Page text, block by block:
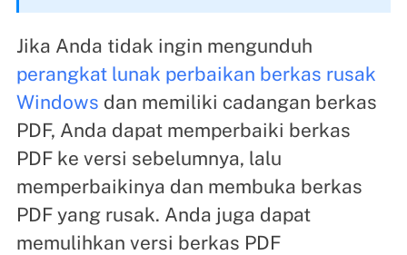
Jika Anda tidak ingin mengunduh
perangkat lunak perbaikan berkas rusak
Windows dan memiliki cadangan berkas
PDF, Anda dapat memperbaiki berkas
PDF ke versi sebelumnya, lalu
memperbaikinya dan membuka berkas
PDF yang rusak. Anda juga dapat
memulihkan versi berkas PDF